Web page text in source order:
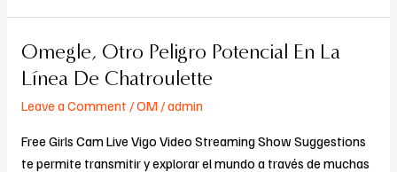
Omegle, Otro Peligro Potencial En La
Línea De Chatroulette
Leave a Comment /OM/admin
Free Girls Cam Live Vigo Video Streaming Show Suggestions
te permite transmitir y explorar el mundo a través de muchas
Omegle,
Otro
Potencial
En
La